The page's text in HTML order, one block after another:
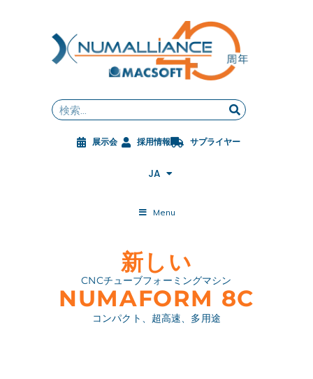
Search
展示会 採用情報 サプライヤー
JA
FR
DE
ES
PL
ES-MX
Menu
新しい
CNCチューブフォーミングマシン
NUMAFORM 8C
コンパクト、超高速、多用途